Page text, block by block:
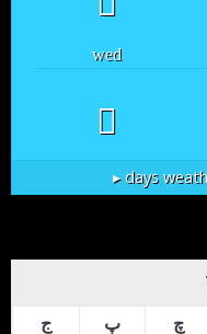
wed
چ پ ج